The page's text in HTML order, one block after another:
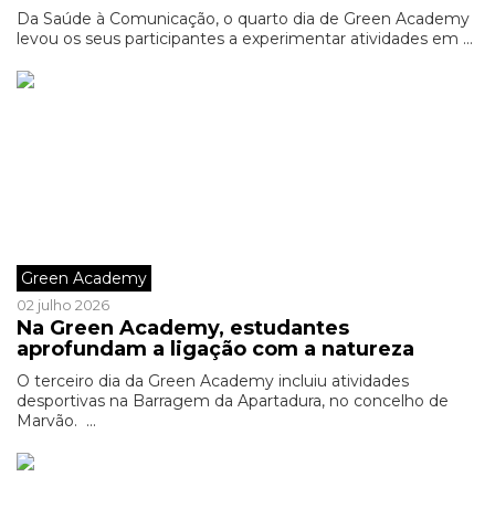
Da Saúde à Comunicação, o quarto dia de Green Academy
levou os seus participantes a experimentar atividades em ...
Green Academy
02 julho 2026
Na Green Academy, estudantes
aprofundam a ligação com a natureza
O terceiro dia da Green Academy incluiu atividades
desportivas na Barragem da Apartadura, no concelho de
Marvão. ...